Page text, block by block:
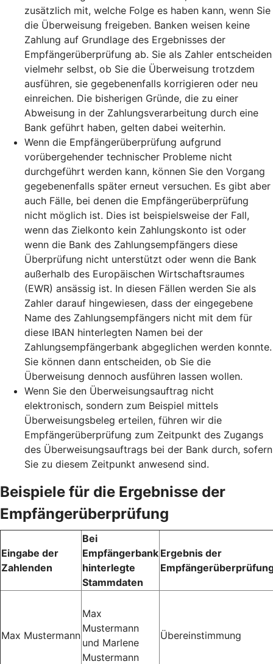
zusätzlich mit, welche Folge es haben kann, wenn Sie
die Überweisung freigeben. Banken weisen keine
Zahlung auf Grundlage des Ergebnisses der
Empfängerüberprüfung ab. Sie als Zahler entscheiden
vielmehr selbst, ob Sie die Überweisung trotzdem
ausführen, sie gegebenenfalls korrigieren oder neu
einreichen. Die bisherigen Gründe, die zu einer
Abweisung in der Zahlungsverarbeitung durch eine
Bank geführt haben, gelten dabei weiterhin.
Wenn die Empfängerüberprüfung aufgrund
vorübergehender technischer Probleme nicht
durchgeführt werden kann, können Sie den Vorgang
gegebenenfalls später erneut versuchen. Es gibt aber
auch Fälle, bei denen die Empfängerüberprüfung
nicht möglich ist. Dies ist beispielsweise der Fall,
wenn das Zielkonto kein Zahlungskonto ist oder
wenn die Bank des Zahlungsempfängers diese
Überprüfung nicht unterstützt oder wenn die Bank
außerhalb des Europäischen Wirtschaftsraumes
(EWR) ansässig ist. In diesen Fällen werden Sie als
Zahler darauf hingewiesen, dass der eingegebene
Name des Zahlungsempfängers nicht mit dem für
diese IBAN hinterlegten Namen bei der
Zahlungsempfängerbank abgeglichen werden konnte.
Sie können dann entscheiden, ob Sie die
Überweisung dennoch ausführen lassen wollen.
Wenn Sie den Überweisungsauftrag nicht
elektronisch, sondern zum Beispiel mittels
Überweisungsbeleg erteilen, führen wir die
Empfängerüberprüfung zum Zeitpunkt des Zugangs
des Überweisungsauftrags bei der Bank durch, sofern
Sie zu diesem Zeitpunkt anwesend sind.
Beispiele für die Ergebnisse der
Empfängerüberprüfung
Eingabe der
Zahlenden
Bei
Empfängerbank
hinterlegte
Stammdaten
Ergebnis der
Max Mustermann
Max
Mustermann
und Marlene
Mustermann
Übereinstimmung